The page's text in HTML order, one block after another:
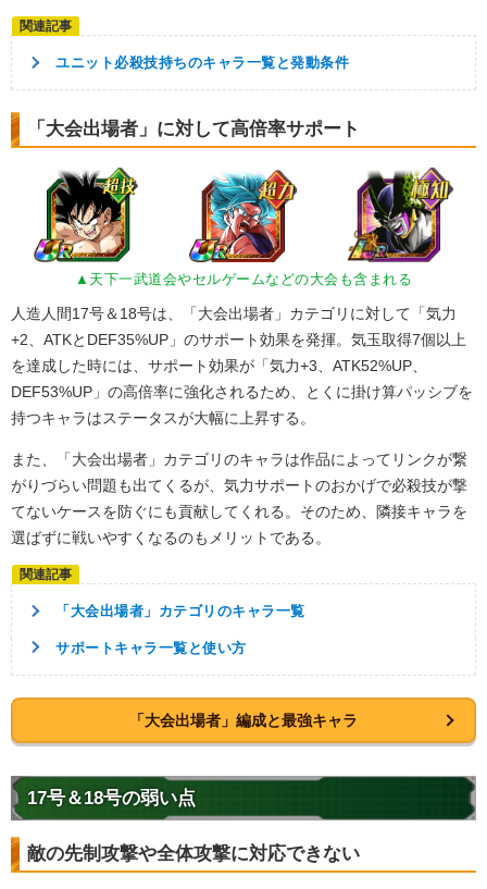
ユニット必殺技持ちのキャラ一覧と発動条件
「大会出場者」に対して高倍率サポート
▲天下一武道会やセルゲームなどの大会も含まれる
人造人間17号＆18号は、「大会出場者」カテゴリに対して「気力
+2、ATKとDEF35%UP」のサポート効果を発揮。気玉取得7個以上
を達成した時には、サポート効果が「気力+3、ATK52%UP、
DEF53%UP」の高倍率に強化されるため、とくに掛け算パッシブを
持つキャラはステータスが大幅に上昇する。
また、「大会出場者」カテゴリのキャラは作品によってリンクが繋
がりづらい問題も出てくるが、気力サポートのおかげで必殺技が撃
てないケースを防ぐにも貢献してくれる。そのため、隣接キャラを
選ばずに戦いやすくなるのもメリットである。
「大会出場者」カテゴリのキャラ一覧
サポートキャラ一覧と使い方
「大会出場者」編成と最強キャラ
17号＆18号の弱い点
敵の先制攻撃や全体攻撃に対応できない